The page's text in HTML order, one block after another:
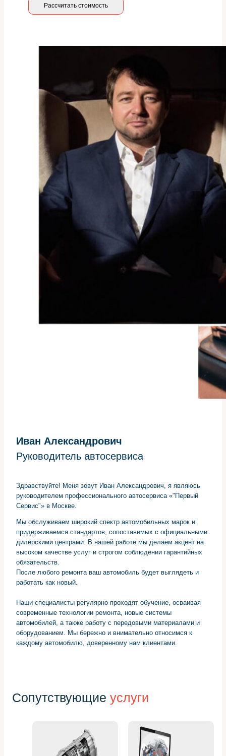
Рассчитать стоимость
Иван Александрович
Руководитель автосервиса
Здравствуйте! Меня зовут Иван Александрович, я являюсь
руководителем профессионального автосервиса «"Первый
Сервис"» в Москве.
Мы обслуживаем широкий спектр автомобильных марок и
придерживаемся стандартов, сопоставимых с официальными
дилерскими центрами. В нашей работе мы делаем акцент на
высоком качестве услуг и строгом соблюдении гарантийных
обязательств.
После любого ремонта ваш автомобиль будет выглядеть и
работать как новый.
Наши специалисты регулярно проходят обучение, осваивая
современные технологии ремонта, новые системы
автомобилей, а также работу с передовыми материалами и
оборудованием. Мы бережно и внимательно относимся к
каждому автомобилю, доверенному нам клиентами.
Сопутствующие услуги